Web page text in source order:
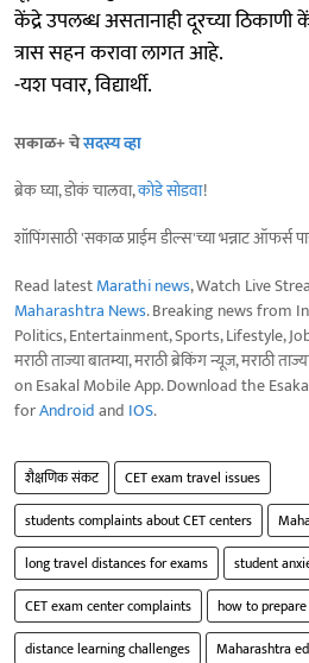
केंद्रे उपलब्ध असतानाही दूरच्या ठिकाणी
त्रास सहन करावा लागत आहे.
-यश पवार, विद्यार्थी.
सकाळ+ चेसदस्य व्हा
ब्रेक घ्या, डोकं चालवा,कोडे सोडवा!
शॉपिंगसाठी 'सकाळ प्राईम डील्स'च्या भन्नाट ऑफर्स
Read latestMarathi news, Watch Live
Maharashtra News. Breaking news from
Politics, Entertainment, Sports, Lifestyle,
मराठी ताज्या बातम्या, मराठी ब्रेकिंग न्यूज, मराठी
on Esakal Mobile App. Download the
forAndroidand IOS.
शैक्षणिक संकट
CET exam travel issues
students complaints about CET centers
long travel distances for exams
student
CET exam center complaints
how to
distance learning challenges
Maharashtra